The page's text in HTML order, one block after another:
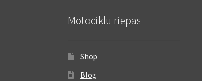
Motociklu riepas
Shop
Blog